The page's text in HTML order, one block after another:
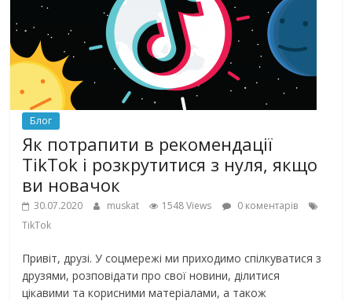
Блог
Як потрапити в рекомендації
TikTok і розкрутитися з нуля, якщо
ви новачок
30.07.2020 muskat 1548 Views
0 коментарів
TikTok
Привіт, друзі. У соцмережі ми приходимо спілкуватися з
друзями, розповідати про свої новини, ділитися
цікавими та корисними матеріалами, а також